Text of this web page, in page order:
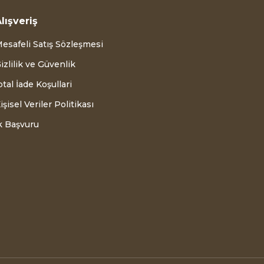
Satış Sözleşmesi
ve Güvenlik
İade Koşullari
Veriler Politikası
Başvuru